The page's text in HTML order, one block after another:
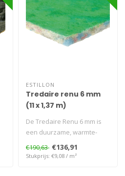
ESTILLON
Tredaire renu 6 mm
(11 x 1,37 m)
De Tredaire Renu 6 mm is
een duurzame, warmte-
isolerende ondervloer voor
tapijt,..
€190,63 €136,91
Stukprijs: €9,08 / m²